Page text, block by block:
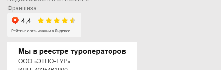
Франшиза